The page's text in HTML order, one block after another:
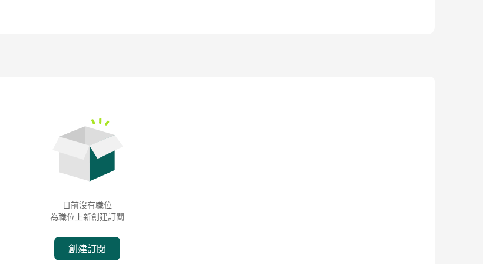
目前沒有職位
為職位上新創建訂閱
創建訂閱